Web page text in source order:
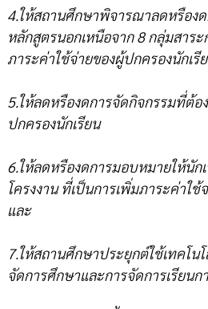
4.ให้สถานศึกษาพิจารณาลดหรือง
หลักสูตรนอกเหนือจาก 8 กลุ่มสาระ
ภาระค่าใช้จ่ายของผู้ปกครองนักเรี
5.ให้ลดหรืองดการจัดกิจกรรมที่ต้อ
ปกครองนักเรียน
6.ให้ลดหรืองดการมอบหมายให้นัก
โครงงาน ที่เป็นการเพิ่มภาระค่าใ
และ
7.ให้สถานศึกษาประยุกต์ใช้เทคโน
จัดการศึกษาและการจัดการเรียนก